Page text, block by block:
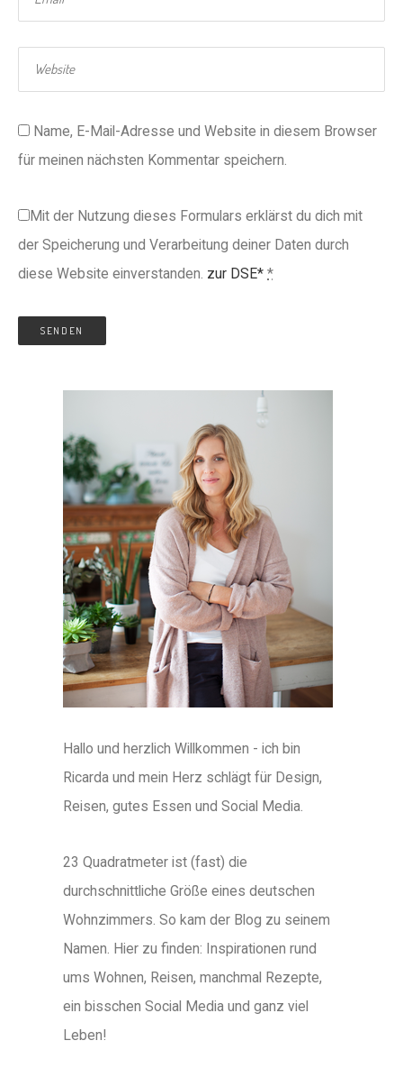
Name, E-Mail-Adresse und Website in diesem Browser
für meinen nächsten Kommentar speichern.
Mit der Nutzung dieses Formulars erklärst du dich mit
der Speicherung und Verarbeitung deiner Daten durch
diese Website einverstanden. zur DSE* *
Hallo und herzlich Willkommen - ich bin
Ricarda und mein Herz schlägt für Design,
Reisen, gutes Essen und Social Media.
23 Quadratmeter ist (fast) die
durchschnittliche Größe eines deutschen
Wohnzimmers. So kam der Blog zu seinem
Namen. Hier zu finden: Inspirationen rund
ums Wohnen, Reisen, manchmal Rezepte,
ein bisschen Social Media und ganz viel
Leben!